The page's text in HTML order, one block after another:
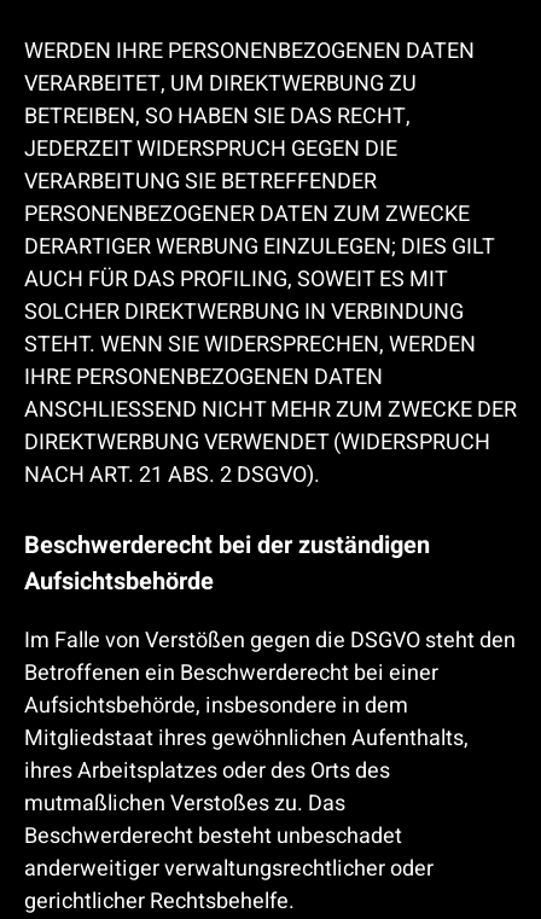
WERDEN IHRE PERSONENBEZOGENEN DATEN
VERARBEITET, UM DIREKTWERBUNG ZU
BETREIBEN, SO HABEN SIE DAS RECHT,
JEDERZEIT WIDERSPRUCH GEGEN DIE
VERARBEITUNG SIE BETREFFENDER
PERSONENBEZOGENER DATEN ZUM ZWECKE
DERARTIGER WERBUNG EINZULEGEN; DIES GILT
AUCH FÜR DAS PROFILING, SOWEIT ES MIT
SOLCHER DIREKTWERBUNG IN VERBINDUNG
STEHT. WENN SIE WIDERSPRECHEN, WERDEN
IHRE PERSONENBEZOGENEN DATEN
ANSCHLIESSEND NICHT MEHR ZUM ZWECKE DER
DIREKTWERBUNG VERWENDET (WIDERSPRUCH
NACH ART. 21 ABS. 2 DSGVO).
Beschwerde­recht bei der zuständigen
Aufsichts­behörde
Im Falle von Verstößen gegen die DSGVO steht den
Betroffenen ein Beschwerderecht bei einer
Aufsichtsbehörde, insbesondere in dem
Mitgliedstaat ihres gewöhnlichen Aufenthalts,
ihres Arbeitsplatzes oder des Orts des
mutmaßlichen Verstoßes zu. Das
Beschwerderecht besteht unbeschadet
anderweitiger verwaltungsrechtlicher oder
gerichtlicher Rechtsbehelfe.